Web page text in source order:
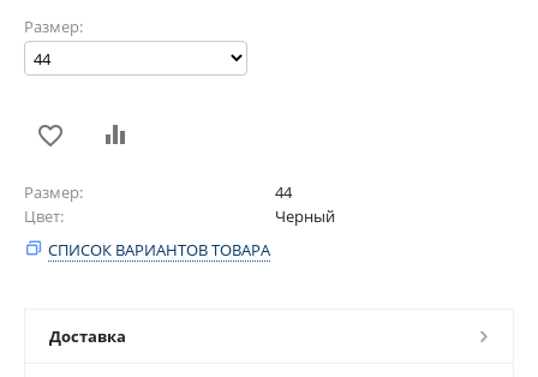
Размер:
Размер
44
Цвет
Черный
СПИСОК ВАРИАНТОВ ТОВАРА
Доставка